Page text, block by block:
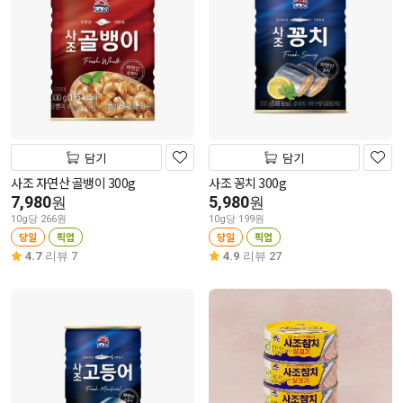
담기
사조 자연산 골뱅이 300g
7,980원
10g당 266원
당일 픽업
4.7 리뷰 7
담기
사조 꽁치 300g
5,980원
10g당 199원
당일 픽업
4.9 리뷰 27